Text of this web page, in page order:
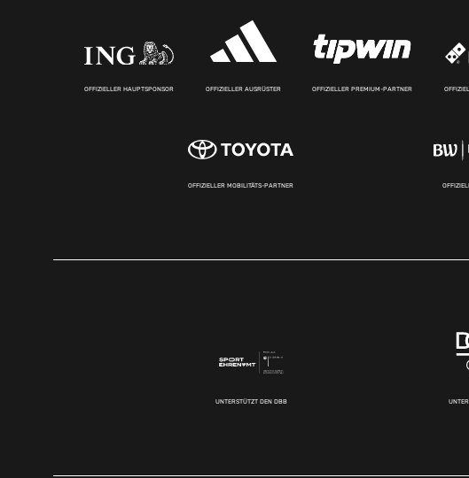
OFFIZIELLER HAUPTSPONSOR OFFIZIELLER AUSRÜSTER OFFIZIELLER PREMIUM-PARTNER
OFFIZIELLER MOBILITÄTS-PARTNER
UNTERSTÜTZT DEN DBB